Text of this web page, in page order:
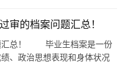
审的档案问题汇总！
汇总！ 毕业生档案是一份
、政治思想表现和身体状况